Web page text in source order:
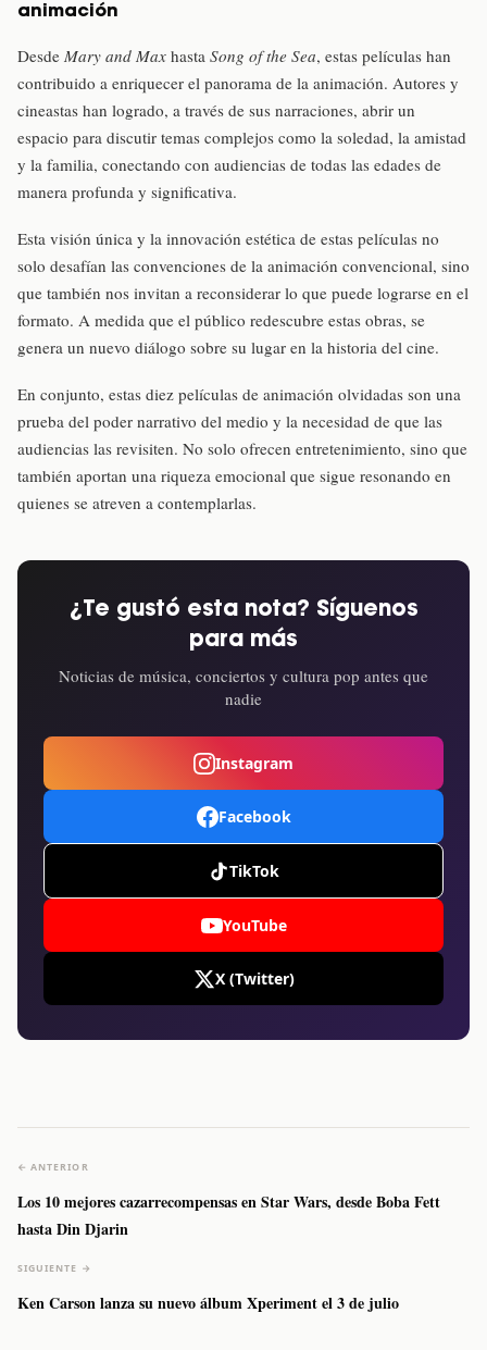
animación
Desde Mary and Max hasta Song of the Sea, estas películas han
contribuido a enriquecer el panorama de la animación. Autores y
cineastas han logrado, a través de sus narraciones, abrir un
espacio para discutir temas complejos como la soledad, la amistad
y la familia, conectando con audiencias de todas las edades de
manera profunda y significativa.
Esta visión única y la innovación estética de estas películas no
solo desafían las convenciones de la animación convencional, sino
que también nos invitan a reconsiderar lo que puede lograrse en el
formato. A medida que el público redescubre estas obras, se
genera un nuevo diálogo sobre su lugar en la historia del cine.
En conjunto, estas diez películas de animación olvidadas son una
prueba del poder narrativo del medio y la necesidad de que las
audiencias las revisiten. No solo ofrecen entretenimiento, sino que
también aportan una riqueza emocional que sigue resonando en
quienes se atreven a contemplarlas.
¿Te gustó esta nota? Síguenos
para más
Noticias de música, conciertos y cultura pop antes que
nadie
Instagram
Facebook
TikTok
YouTube
X (Twitter)
← ANTERIOR
Los 10 mejores cazarrecompensas en Star Wars, desde Boba Fett
hasta Din Djarin
SIGUIENTE →
Ken Carson lanza su nuevo álbum Xperiment el 3 de julio